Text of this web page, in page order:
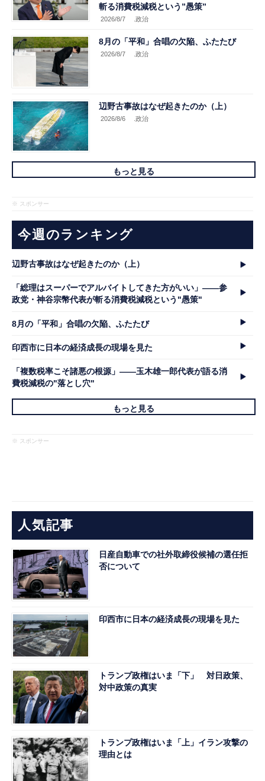
斬る消費税減税という”愚策”
2026/8/7 .政治
8月の「平和」合唱の欠陥、ふたたび
2026/8/7 .政治
辺野古事故はなぜ起きたのか（上）
2026/8/6 .政治
もっと見る
※ スポンサー
今週のランキング
辺野古事故はなぜ起きたのか（上）
「総理はスーパーでアルバイトしてきた方がいい」――参
政党・神谷宗幣代表が斬る消費税減税という"愚策"
8月の「平和」合唱の欠陥、ふたたび
印西市に日本の経済成長の現場を見た
「複数税率こそ諸悪の根源」――玉木雄一郎代表が語る消
費税減税の"落とし穴"
もっと見る
※ スポンサー
人気記事
日産自動車での社外取締役候補の選任拒
否について
印西市に日本の経済成長の現場を見た
トランプ政権はいま「下」 対日政策、
対中政策の真実
トランプ政権はいま「上」イラン攻撃の
理由とは